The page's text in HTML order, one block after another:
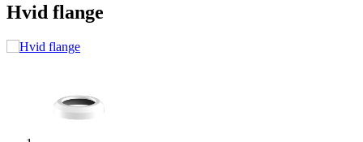
Hvid flange